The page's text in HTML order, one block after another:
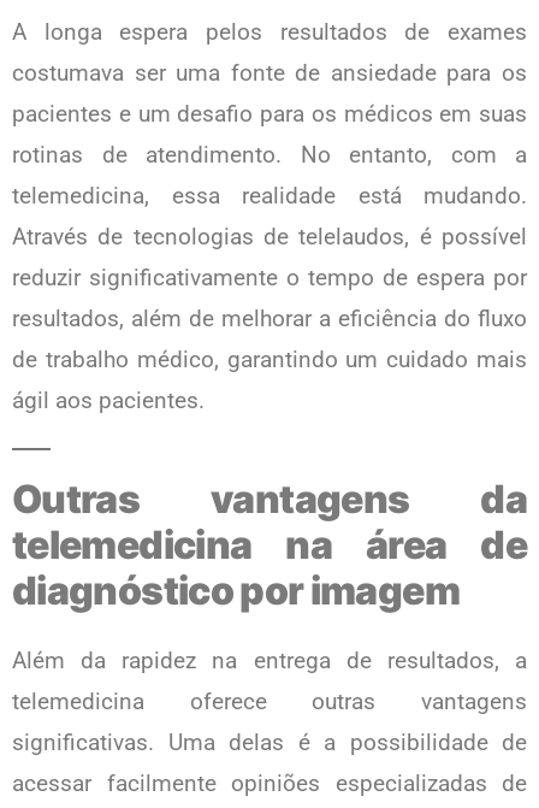
A longa espera pelos resultados de exames
costumava ser uma fonte de ansiedade para os
pacientes e um desafio para os médicos em suas
rotinas de atendimento. No entanto, com a
telemedicina, essa realidade está mudando.
Através de tecnologias de telelaudos, é possível
reduzir significativamente o tempo de espera por
resultados, além de melhorar a eficiência do fluxo
de trabalho médico, garantindo um cuidado mais
ágil aos pacientes.
Outras vantagens da
telemedicina na área de
diagnóstico por imagem
Além da rapidez na entrega de resultados, a
telemedicina oferece outras vantagens
significativas. Uma delas é a possibilidade de
acessar facilmente opiniões especializadas de